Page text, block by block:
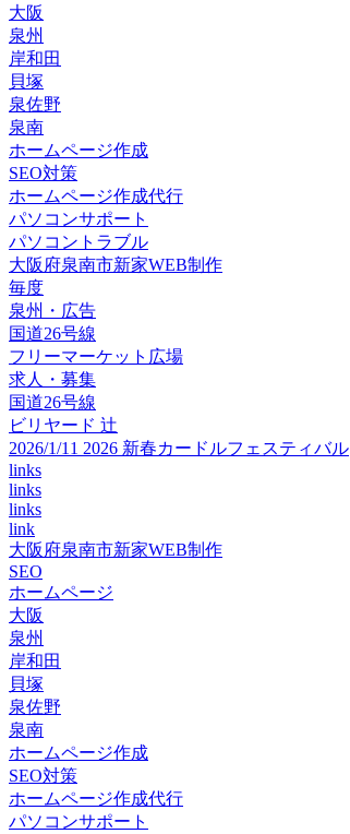
大阪
泉州
岸和田
貝塚
泉佐野
泉南
ホームページ作成
SEO対策
ホームページ作成代行
パソコンサポート
パソコントラブル
大阪府泉南市新家WEB制作
毎度
泉州・広告
国道26号線
フリーマーケット広場
求人・募集
国道26号線
ビリヤード 辻
2026/1/11 2026 新春カードルフェスティバル
links
links
links
link
大阪府泉南市新家WEB制作
SEO
ホームページ
大阪
泉州
岸和田
貝塚
泉佐野
泉南
ホームページ作成
SEO対策
ホームページ作成代行
パソコンサポート